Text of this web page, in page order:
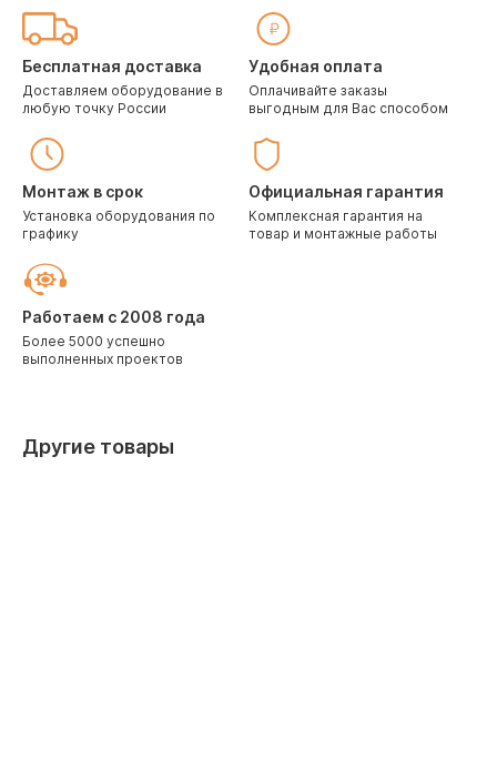
Бесплатная доставка
Доставляем оборудование в
любую точку России
Удобная оплата
Оплачивайте заказы
выгодным для Вас способом
Монтаж в срок
Установка оборудования по
графику
Официальная гарантия
Комплексная гарантия на
товар и монтажные работы
Работаем с 2008 года
Более 5000 успешно
выполненных проектов
Другие товары